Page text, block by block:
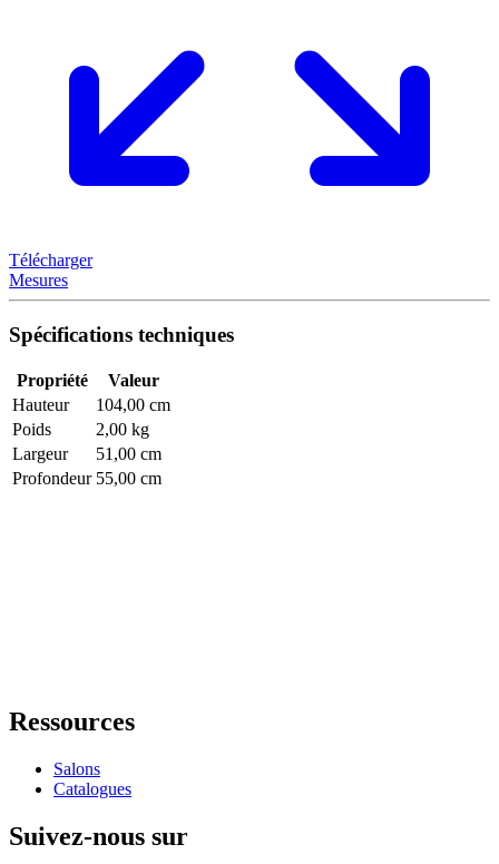
Télécharger
Mesures
Spécifications techniques
Propriété
Valeur
Hauteur
104,00 cm
Poids
2,00 kg
Largeur
51,00 cm
Profondeur 55,00 cm
Ressources
Salons
Catalogues
Suivez-nous sur